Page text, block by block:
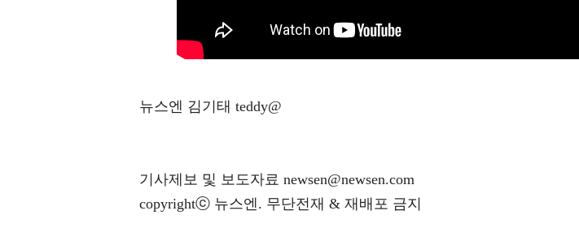
뉴스엔 김기태 teddy@
기사제보 및 보도자료 newsen@newsen.com
copyrightⓒ 뉴스엔. 무단전재 & 재배포 금지